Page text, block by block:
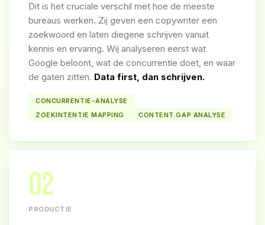
Dit is het cruciale verschil met hoe de meeste
bureaus werken. Zij geven een copywriter een
zoekwoord en laten diegene schrijven vanuit
kennis en ervaring. Wij analyseren eerst wat
Google beloont, wat de concurrentie doet, en waar
de gaten zitten. Data first, dan schrijven.
CONCURRENTIE-ANALYSE
ZOEKINTENTIE MAPPING
CONTENT GAP ANALYSE
02
PRODUCTIE